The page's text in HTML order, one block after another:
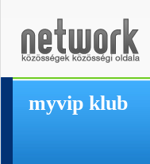
myvip klub